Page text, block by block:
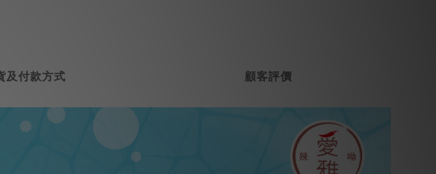
及付款方式 顧客評價